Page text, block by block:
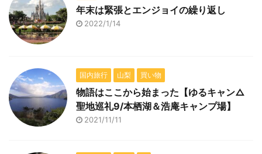
年末は緊張とエンジョイの繰り返し
2022/1/14
国内旅行 山梨 買い物
物語はここから始まった【ゆるキャン△
聖地巡礼9/本栖湖＆浩庵キャンプ場】
2021/11/11